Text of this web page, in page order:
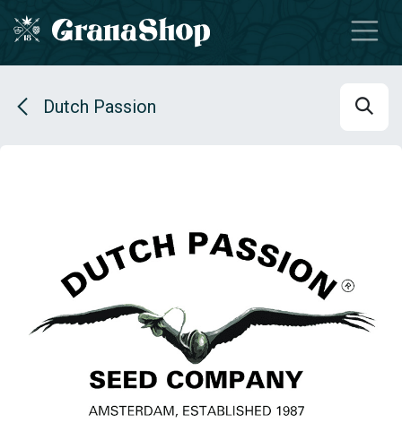
Se rendre au contenu
Dutch Passion